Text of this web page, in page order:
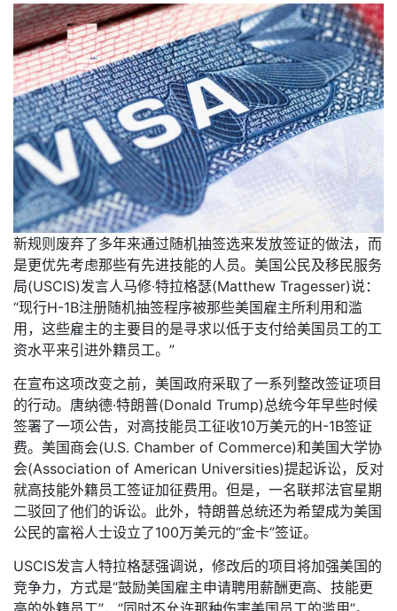
新规则废弃了多年来通过随机抽签选来发放签证的做法，而
是更优先考虑那些有先进技能的人员。美国公民及移民服务
局(USCIS)发言人马修·特拉格瑟(Matthew Tragesser)说：
“现行H-1B注册随机抽签程序被那些美国雇主所利用和滥
用，这些雇主的主要目的是寻求以低于支付给美国员工的工
资水平来引进外籍员工。”
在宣布这项改变之前，美国政府采取了一系列整改签证项目
的行动。唐纳德·特朗普(Donald Trump)总统今年早些时候
签署了一项公告，对高技能员工征收10万美元的H-1B签证
费。美国商会(U.S. Chamber of Commerce)和美国大学协
会(Association of American Universities)提起诉讼，反对
就高技能外籍员工签证加征费用。但是，一名联邦法官星期
二驳回了他们的诉讼。此外，特朗普总统还为希望成为美国
公民的富裕人士设立了100万美元的“金卡”签证。
USCIS发言人特拉格瑟强调说，修改后的项目将加强美国的
竞争力，方式是“鼓励美国雇主申请聘用薪酬更高、技能更